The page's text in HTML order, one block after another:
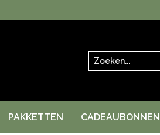
Zoeken
PAKKETTEN CADEAUBONNEN